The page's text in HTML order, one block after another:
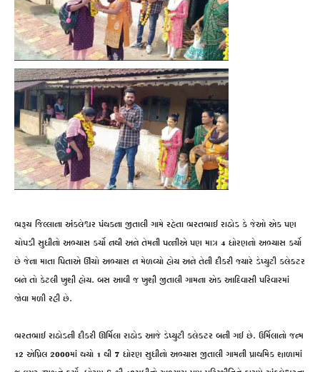
ભરૂચ જિલ્લાના અંકલેશ્વર પંથકના જીતાલી ગામે રહેતા ભરતભાઈ રાઠોડ કે જેઓ એક પણ
ચોપડી સુધીનો અભ્યાસ કર્યો નથી અને તેમની પત્નીએ પણ માત્ર 4 ધોરણનો અભ્યાસ કર્યો
છે જેના માતા પિતાએ ઊંચો અભ્યાસ ન મેળવ્યો હોય અને તેની દીકરી જ્યારે ડેપ્યુટી કલેક્ટર
બને તો કેટલી ખુશી હોય. બસ આવી જ ખુશી જીતાલી ગામના એક આદિવાસી પરિવારમાં
જોવા મળી રહી છે.
ભરતભાઈ રાઠોડની દીકરી ઊર્મિલા રાઠોડ આજે ડેપ્યુટી કલેક્ટર બની ગઈ છે. ઉર્મિલાનો જન્મ
12 એપ્રિલ 2000માં થયો 1 થી 7 ધોરણ સુધીનો અભ્યાસ જીતાલી ગામની પ્રાથમિક શાળામાં